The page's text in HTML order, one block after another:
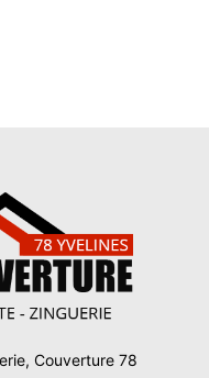
Couverture 78